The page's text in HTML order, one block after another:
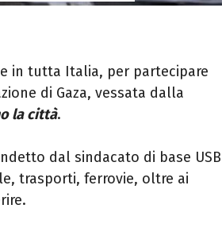
in tutta Italia, per partecipare
di Gaza, vessata dalla
la città.
dal sindacato di base USB
trasporti, ferrovie, oltre ai